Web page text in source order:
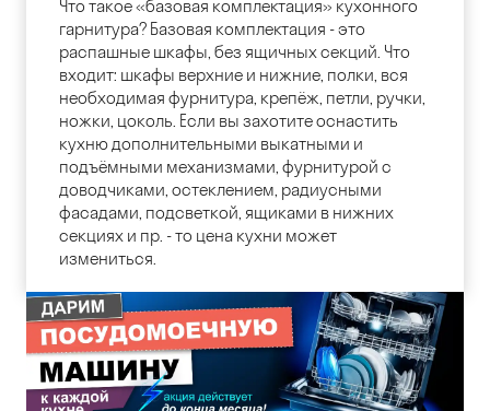
Что такое «базовая комплектация» кухонного
гарнитура? Базовая комплектация - это
распашные шкафы, без ящичных секций. Что
входит: шкафы верхние и нижние, полки, вся
необходимая фурнитура, крепёж, петли, ручки,
ножки, цоколь. Если вы захотите оснастить
кухню дополнительными выкатными и
подъёмными механизмами, фурнитурой с
доводчиками, остеклением, радиусными
фасадами, подсветкой, ящиками в нижних
секциях и пр. - то цена кухни может
измениться.